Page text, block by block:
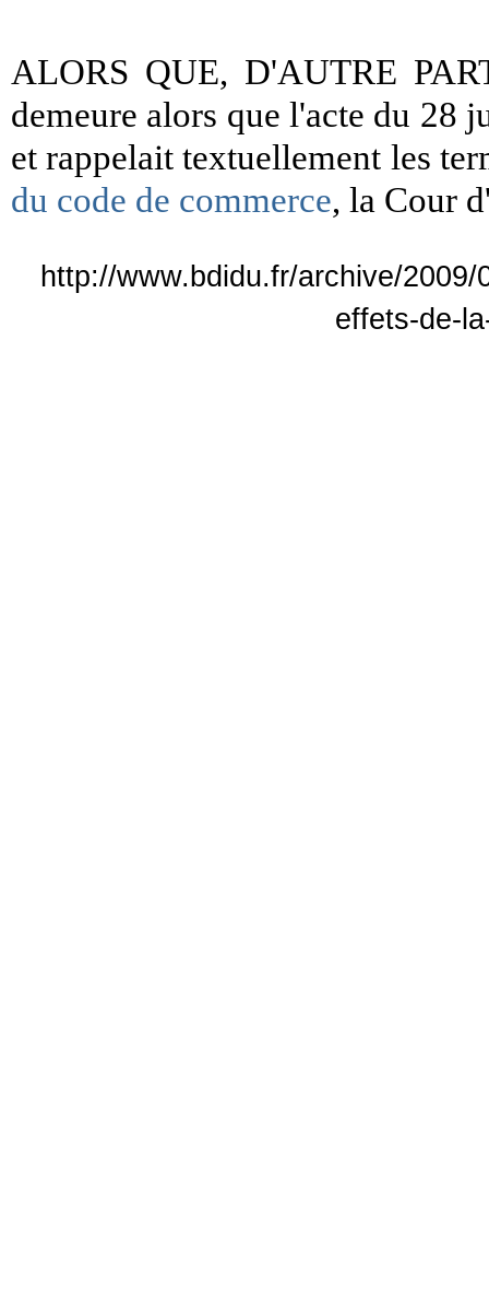
ALORS QUE, D'AUTRE
demeure alors que l'acte du 28
et rappelait textuellement les
du code de commerce, la Cour
http://www.bdidu.fr/archive/
effets-de-